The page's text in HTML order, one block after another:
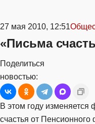
27 мая 2010, 12:51
«Письма
Поделиться
новостью:
В этом году
счастья от